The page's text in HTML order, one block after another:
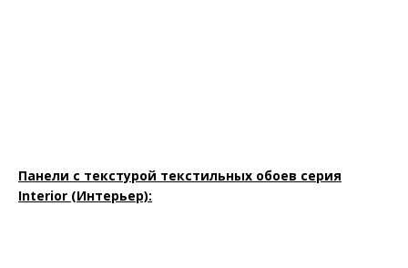
Панели с текстурой текстильных обоев серия
Interior (Интерьер):